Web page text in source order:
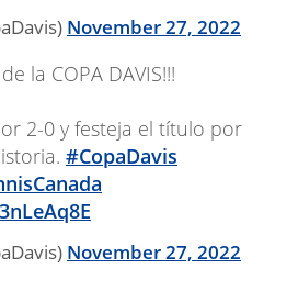
November 27, 2022
la COPA DAVIS!!!
2-0 y festeja el título por
#CopaDavis
November 27, 2022